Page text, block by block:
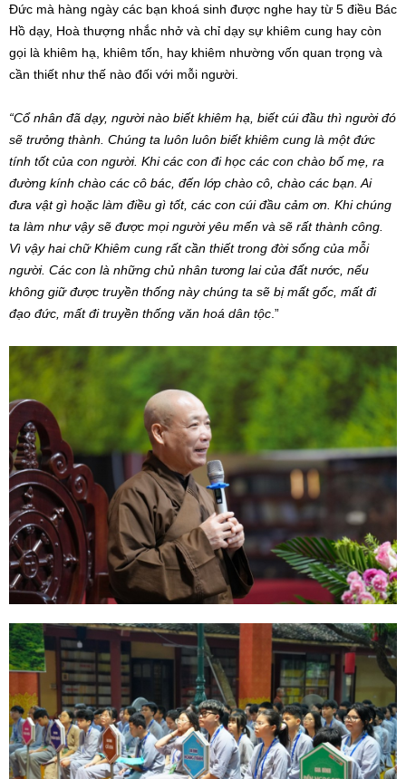
Đức mà hàng ngày các bạn khoá sinh được nghe hay từ 5 điều Bác
Hồ dạy, Hoà thượng nhắc nhở và chỉ dạy sự khiêm cung hay còn
gọi là khiêm hạ, khiêm tốn, hay khiêm nhường vốn quan trọng và
cần thiết như thế nào đối với mỗi người.
“Cổ nhân đã dạy, người nào biết khiêm hạ, biết cúi đầu thì người đó
sẽ trưởng thành. Chúng ta luôn luôn biết khiêm cung là một đức
tính tốt của con người. Khi các con đi học các con chào bố mẹ, ra
đường kính chào các cô bác, đến lớp chào cô, chào các bạn. Ai
đưa vật gì hoặc làm điều gì tốt, các con cúi đầu cảm ơn. Khi chúng
ta làm như vậy sẽ được mọi người yêu mến và sẽ rất thành công.
Vì vậy hai chữ Khiêm cung rất cần thiết trong đời sống của mỗi
người. Các con là những chủ nhân tương lai của đất nước, nếu
không giữ được truyền thống này chúng ta sẽ bị mất gốc, mất đi
đạo đức, mất đi truyền thống văn hoá dân tộc .”